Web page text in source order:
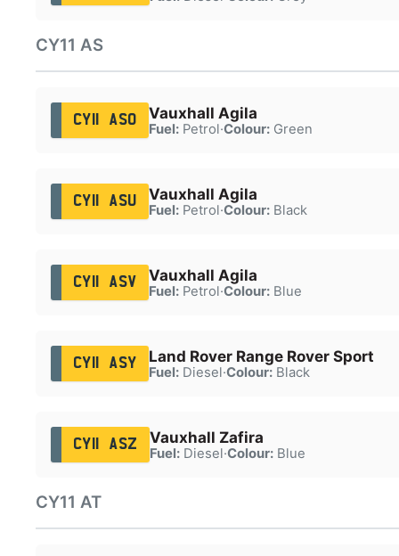
CY11 AS
CY11 ASO Vauxhall Agila
Fuel:Petrol·Colour:Green
CY11 ASU Vauxhall Agila
Fuel:Petrol·Colour:Black
CY11 ASV Vauxhall Agila
Fuel:Petrol·Colour:Blue
CY11 ASY Land Rover Range Rover Sport
Fuel:Diesel·Colour:Black
CY11 ASZ Vauxhall Zafira
Fuel:Diesel·Colour:Blue
CY11 AT